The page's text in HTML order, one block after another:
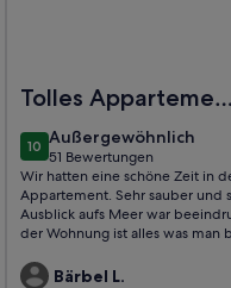
Tolles Appartement
mit sehr großer
Terrasse/Balkon
1010 von 10
Außergewöhnlich
außergewöhnlich
51 Bewertungen
(51
bewertungen)
Wir hatten eine schöne Zeit in
Appartement. Sehr sauber und
Ausblick aufs Meer war
der Wohnung ist alles was man
Bärbel L.